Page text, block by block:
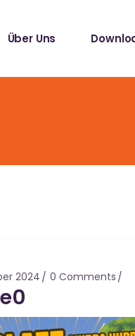
Über Uns
Mallotze
Sampler
2024 0 Comments